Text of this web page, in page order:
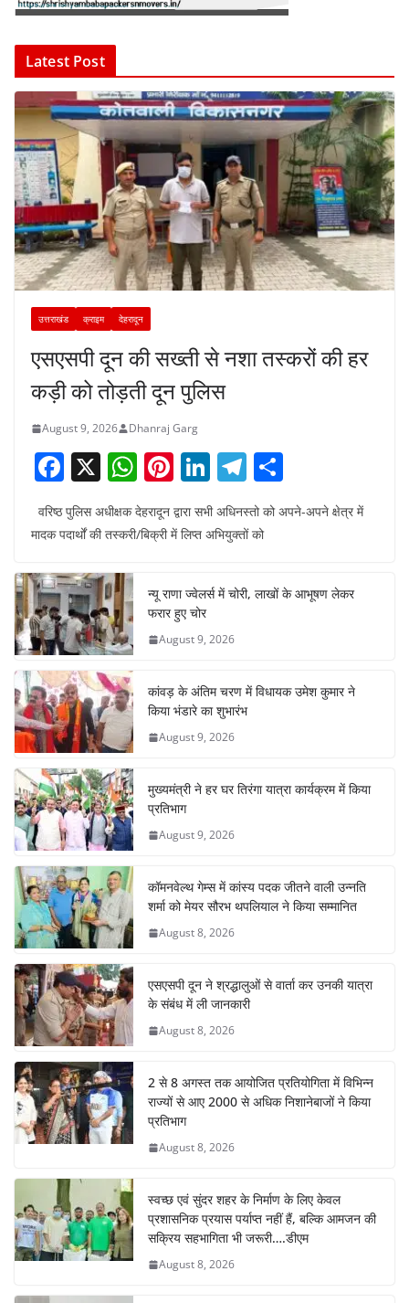
Latest Post
उत्तराखंड क्राइम देहरादून
एसएसपी दून की सख्ती से नशा तस्करों की हर
कड़ी को तोड़ती दून पुलिस
August 9, 2026 Dhanraj Garg
F
a
c
b
o
o
k
X W
h
at
A
p
p
Pi
er
st
Li
n
k
dI
T
el
e
a
m
h
ar
वरिष्ठ पुलिस अधीक्षक देहरादून द्वारा सभी अधिनस्तो को अपने-अपने क्षेत्र में
मादक पदार्थों की तस्करी/बिक्री में लिप्त अभियुक्तों को
न्यू राणा ज्वेलर्स में चोरी, लाखों के आभूषण लेकर
फरार हुए चोर
August 9, 2026
कांवड़ के अंतिम चरण में विधायक उमेश कुमार ने
किया भंडारे का शुभारंभ
August 9, 2026
मुख्यमंत्री ने हर घर तिरंगा यात्रा कार्यक्रम में किया
प्रतिभाग
August 9, 2026
कॉमनवेल्थ गेम्स में कांस्य पदक जीतने वाली उन्नति
शर्मा को मेयर सौरभ थपलियाल ने किया सम्मानित
August 8, 2026
एसएसपी दून ने श्रद्धालुओं से वार्ता कर उनकी यात्रा
के संबंध में ली जानकारी
August 8, 2026
2 से 8 अगस्त तक आयोजित प्रतियोगिता में विभिन्न
राज्यों से आए 2000 से अधिक निशानेबाजों ने किया
प्रतिभाग
August 8, 2026
स्वच्छ एवं सुंदर शहर के निर्माण के लिए केवल
प्रशासनिक प्रयास पर्याप्त नहीं हैं, बल्कि आमजन की
सक्रिय सहभागिता भी जरूरी….डीएम
August 8, 2026